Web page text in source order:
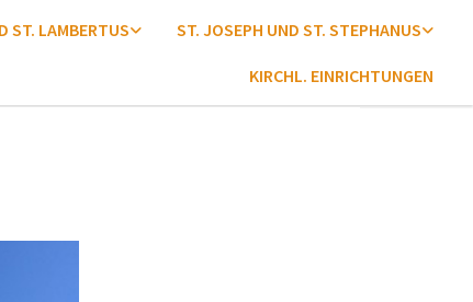
ST. LAMBERTUS ST. JOSEPH UND ST. STEPHANUS
KIRCHL. EINRICHTUNGEN